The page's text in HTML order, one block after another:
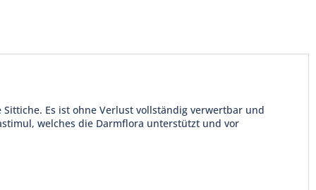
Es ist ohne Verlust vollständig verwertbar und
welches die Darmflora unterstützt und vor